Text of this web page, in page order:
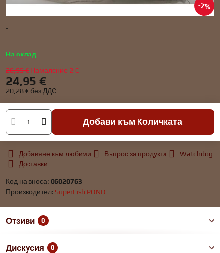
7%
-
На склад
26,95 € Намаление 2 €
24,95 €
20,28 € без ДДС
Добави към Количката
Добавяне към любими Въпрос за продукта
Watchdog
Доставки
Код на вноса: 06020763
Производител: SuperFish POND
Отзиви 0
Дискусия 0